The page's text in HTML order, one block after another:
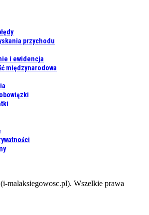
przychodu
i ewidencja
międzynarodowa
malaksiegowosc.pl). Wszelkie prawa